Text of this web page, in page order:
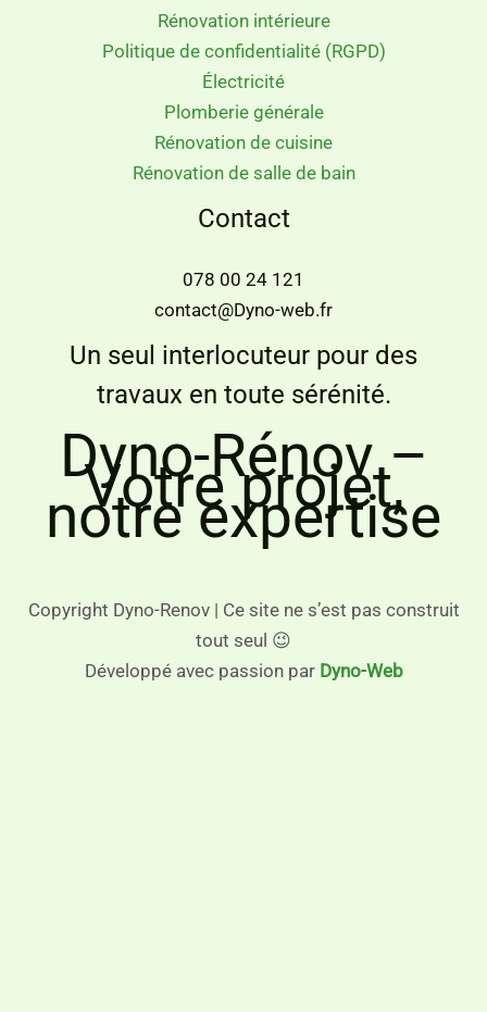
Rénovation intérieure
Politique de confidentialité (RGPD)
Électricité
Plomberie générale
Rénovation de cuisine
Rénovation de salle de bain
Contact
078 00 24 121
contact@Dyno-web.fr
Un seul interlocuteur pour des
travaux en toute sérénité.
Dyno-Rénov –
Votre projet,
notre expertise
Copyright Dyno-Renov | Ce site ne s’est pas construit
tout seul 😉
Développé avec passion par Dyno-Web